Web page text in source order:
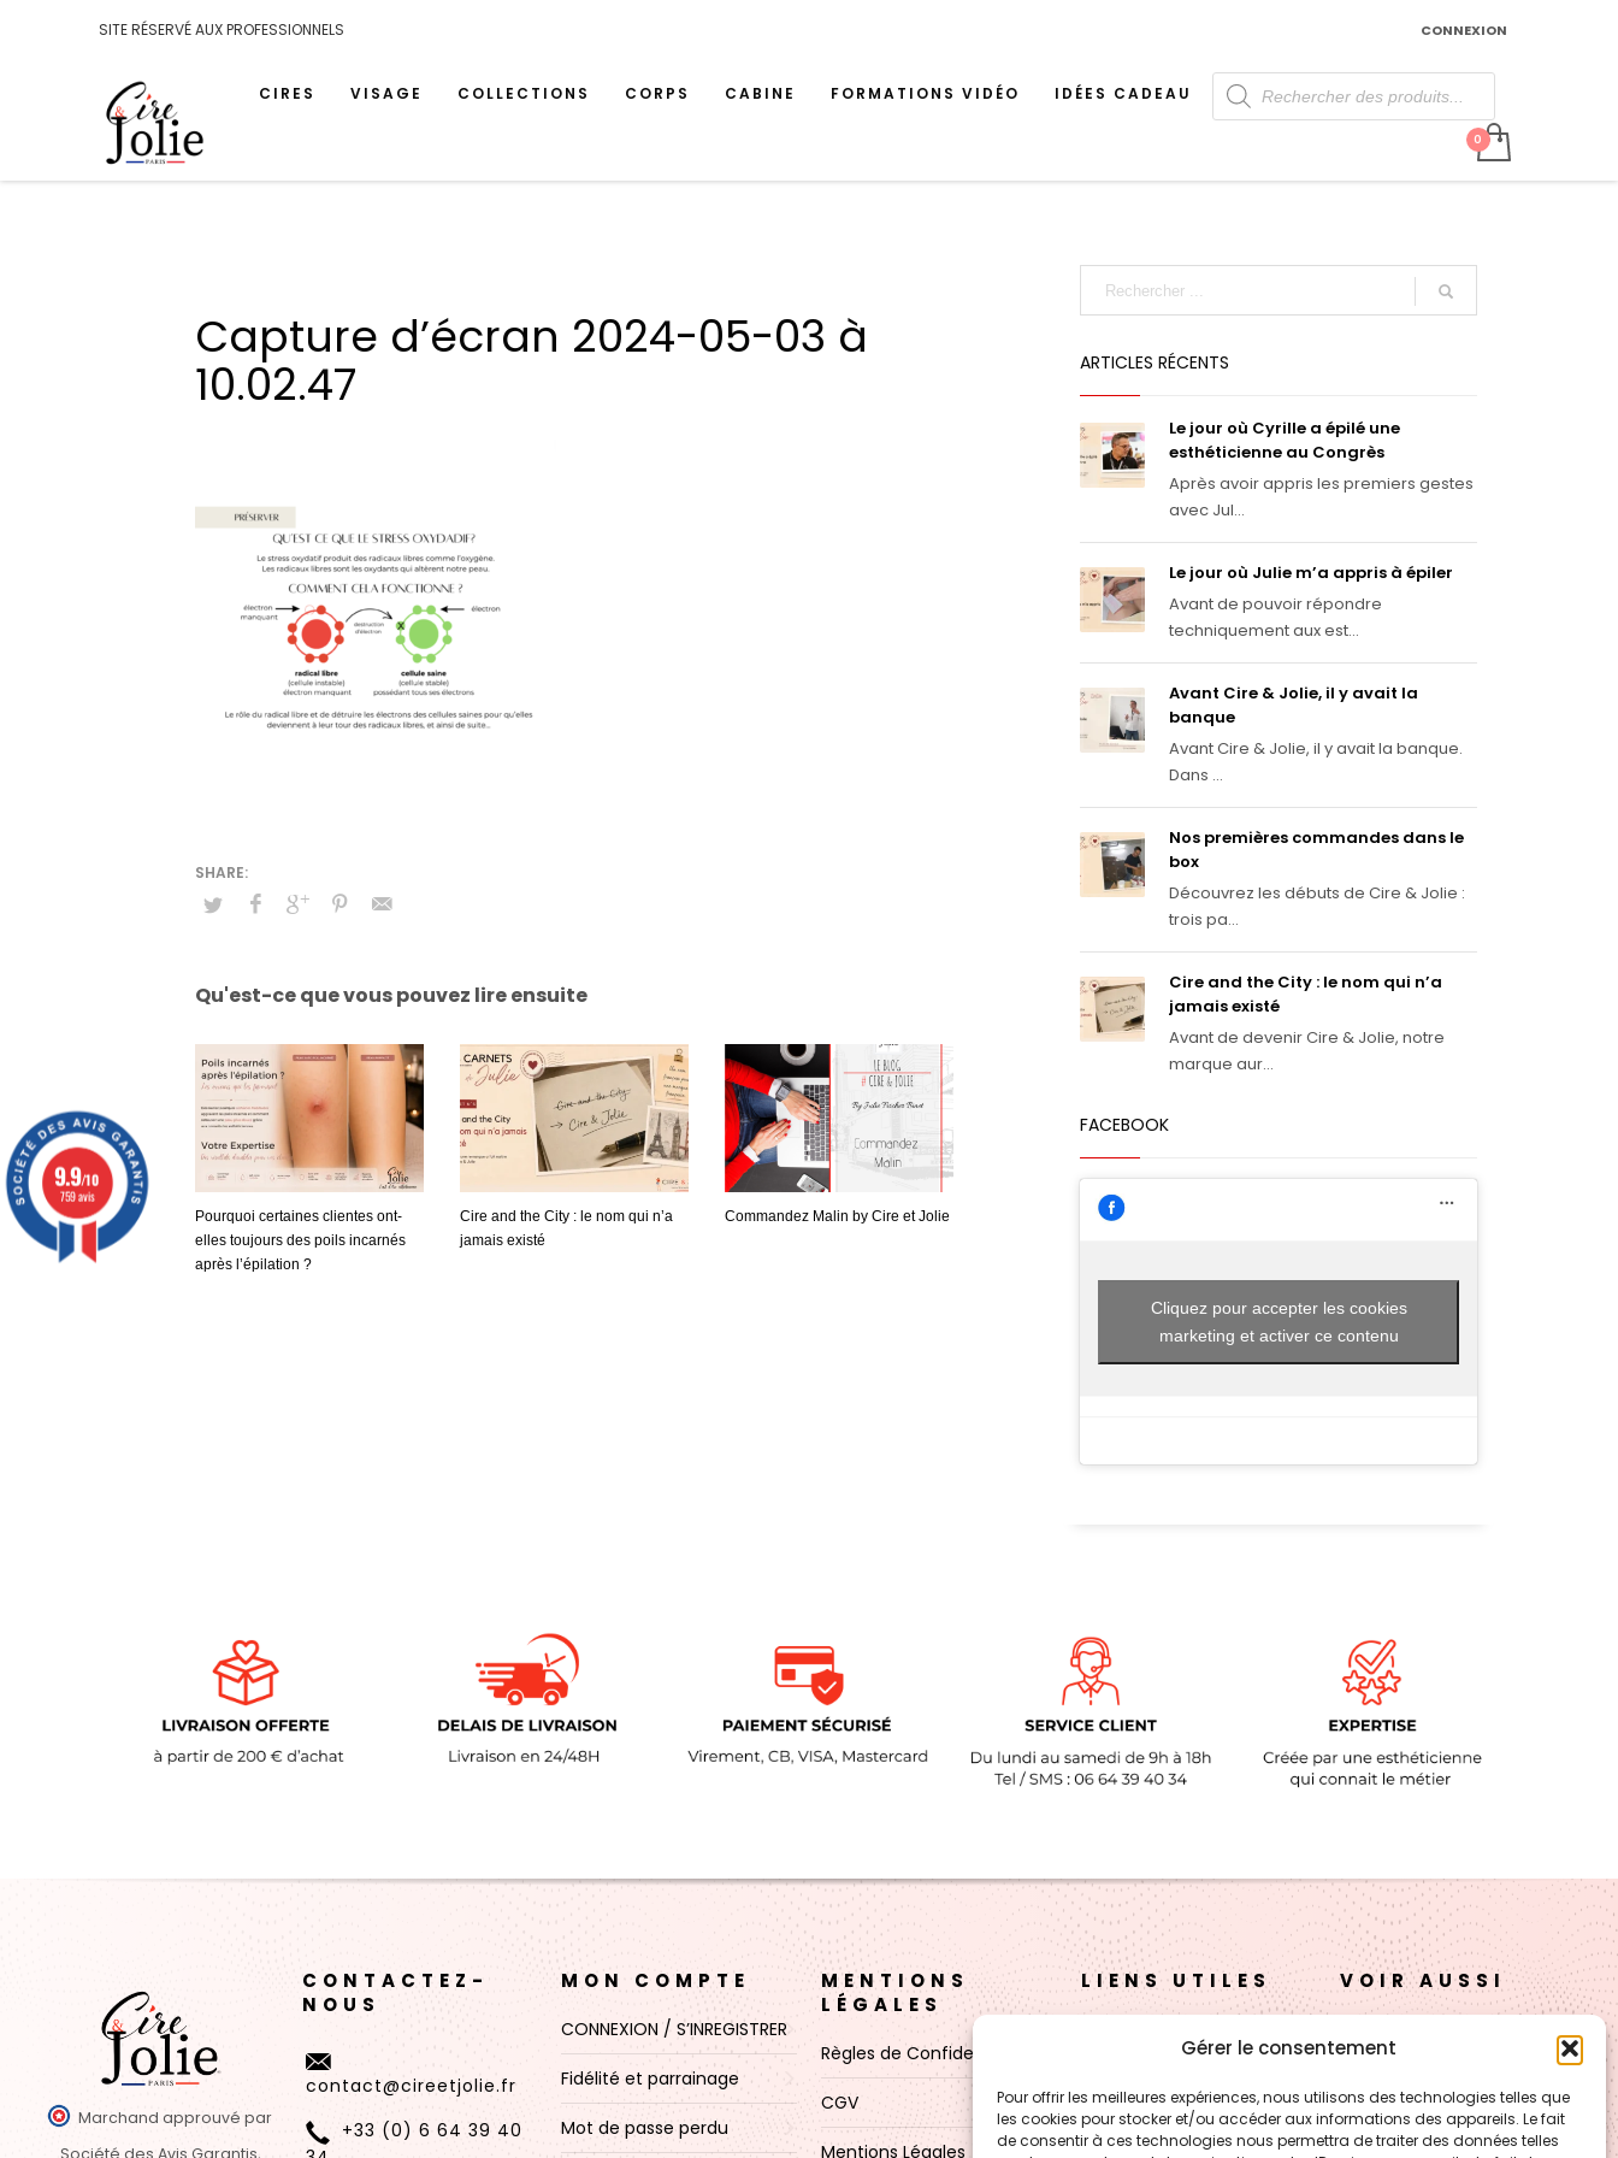
Gérer le consentement
Pour offrir les meilleures expériences, nous utilisons des technologies telles que
les cookies pour stocker et/ou accéder aux informations des appareils. Le fait
de consentir à ces technologies nous permettra de traiter des données telles
SITE RÉSERVÉ AUX PROFESSIONNELS CONNEXION
CIRES VISAGE COLLECTIONS CORPS CABINE FORMATIONS VIDÉO IDÉES CADEAU Recherche
de
produits
Capture d’écran 2024-05-03 à
10.02.47
Qu'est-ce que vous pouvez lire ensuite
Pourquoi certaines clientes ont-
elles toujours des poils incarnés
après l’épilation ?
Cire and the City : le nom qui n’a
jamais existé
Commandez Malin by Cire et Jolie
ARTICLES RÉCENTS
Le jour où Cyrille a épilé une
esthéticienne au Congrès
Après avoir appris les premiers gestes
avec Jul...
Le jour où Julie m’a appris à épiler
Avant de pouvoir répondre
techniquement aux est...
Avant Cire & Jolie, il y avait la
banque
Avant Cire & Jolie, il y avait la banque.
Dans ...
Nos premières commandes dans le
box
Découvrez les débuts de Cire & Jolie :
trois pa...
Cire and the City : le nom qui n’a
jamais existé
Avant de devenir Cire & Jolie, notre
marque aur...
FACEBOOK
Cliquez pour accepter les cookies
marketing et activer ce contenu
Marchand approuvé par
CONTACTEZ-
NOUS
contact@cireetjolie.fr
+33 (0) 6 64 39 40
MON COMPTE
CONNEXION / S’INREGISTRER
Fidélité et parrainage
Mot de passe perdu
MENTIONS
LÉGALES
Règles de Confidentialité
CGV
Mentions Légales
LIENS UTILES
Nos cires
VOIR AUSSI
Academy
CJ Technology
LE BLOG – Cire & Jolie
9.9/10
759 avis